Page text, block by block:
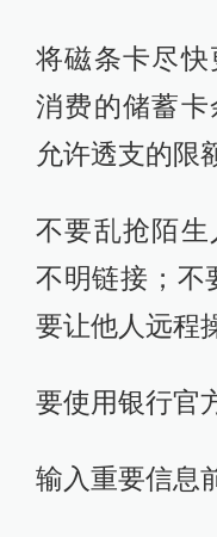
将磁条卡尽
消费的储蓄
允许透支的限
不要乱抢陌
不明链接；不
要让他人远程
要使用银行官
输入重要信息